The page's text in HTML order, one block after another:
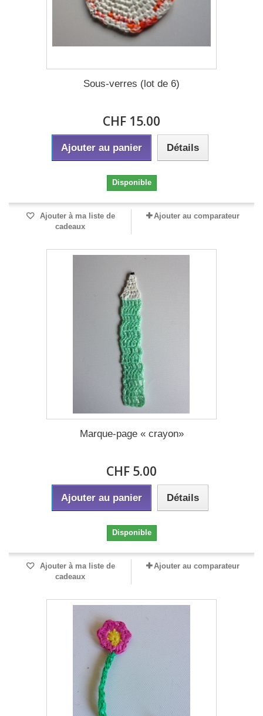
Sous-verres (lot de 6)
CHF 15.00
Ajouter au panier Détails
Disponible
Ajouter à ma liste de
cadeaux
Ajouter au comparateur
Marque-page « crayon»
CHF 5.00
Ajouter au panier Détails
Disponible
Ajouter à ma liste de
cadeaux
Ajouter au comparateur